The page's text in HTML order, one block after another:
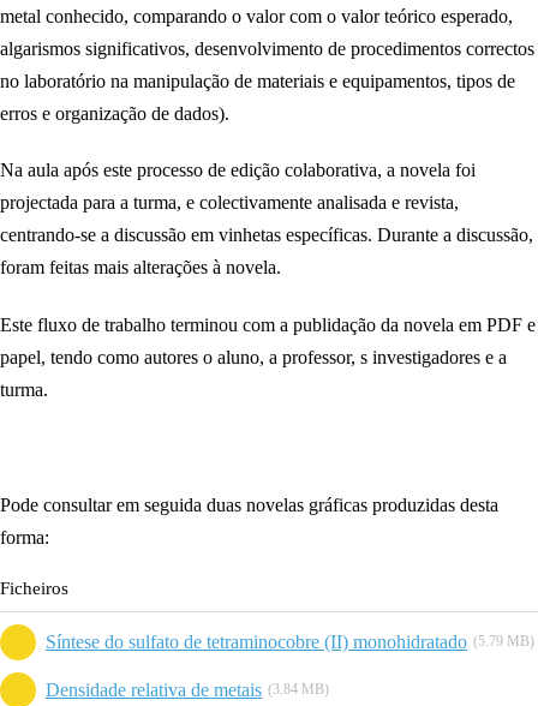
metal conhecido, comparando o valor com o valor teórico esperado,
algarismos significativos, desenvolvimento de procedimentos correctos
no laboratório na manipulação de materiais e equipamentos, tipos de
erros e organização de dados).
Na aula após este processo de edição colaborativa, a novela foi
projectada para a turma, e colectivamente analisada e revista,
centrando-se a discussão em vinhetas específicas. Durante a discussão,
foram feitas mais alterações à novela.
Este fluxo de trabalho terminou com a publidação da novela em PDF e
papel, tendo como autores o aluno, a professor, s investigadores e a
turma.
Pode consultar em seguida duas novelas gráficas produzidas desta
forma:
Ficheiros
Síntese do sulfato de tetraminocobre (II) monohidratado (5.79 MB)
Densidade relativa de metais (3.84 MB)